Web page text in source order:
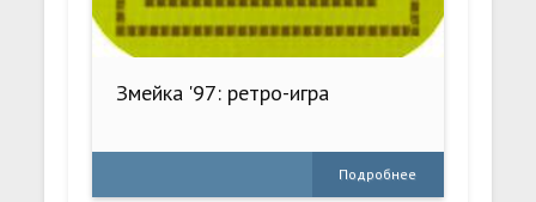
Змейка '97: ретро-игра
Подробнее